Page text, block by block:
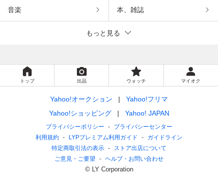
音楽 本、雑誌
もっと見る
トップ 出品 ウォッチ マイオク
Yahoo!オークション
Yahoo!フリマ
Yahoo!ショッピング
Yahoo! JAPAN
プライバシーポリシー
プライバシーセンター
利用規約
LYPプレミアム利用ガイド
ガイドライン
特定商取引法の表示
ストア出店について
ご意見・ご要望
ヘルプ・お問い合わせ
© LY Corporation